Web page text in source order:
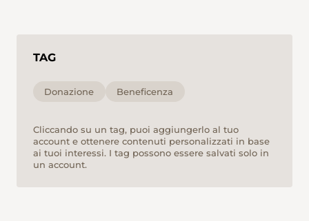
TAG
Donazione Beneficenza
Cliccando su un tag, puoi aggiungerlo al tuo
account e ottenere contenuti personalizzati in base
ai tuoi interessi. I tag possono essere salvati solo in
un account.